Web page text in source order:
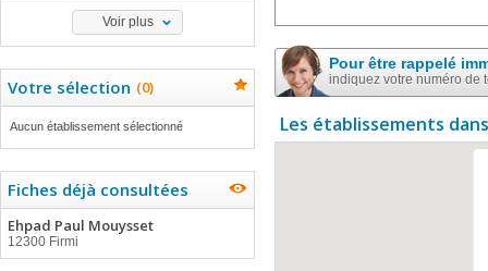
Voir plus
Votre sélection (0)
Aucun établissement sélectionné
Fiches déjà consultées
Ehpad Paul Mouysset
12300 Firmi
Pour être rappelé
indiquez votre numéro de
Les établissements